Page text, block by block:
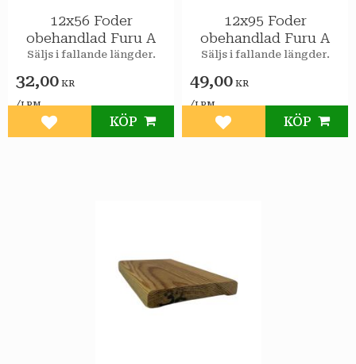
12x56 Foder
obehandlad Furu A
Säljs i fallande längder.
32,00 KR
/LPM
Lägg till i favoriter
KÖP
12x95 Foder
obehandlad Furu A
Säljs i fallande längder.
49,00 KR
/LPM
Lägg till i favoriter
KÖP